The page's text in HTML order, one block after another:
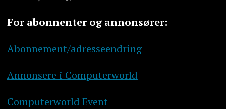
For abonnenter og annonsører:
Abonnement/adresseendring
Annonsere i Computerworld
Computerworld Event